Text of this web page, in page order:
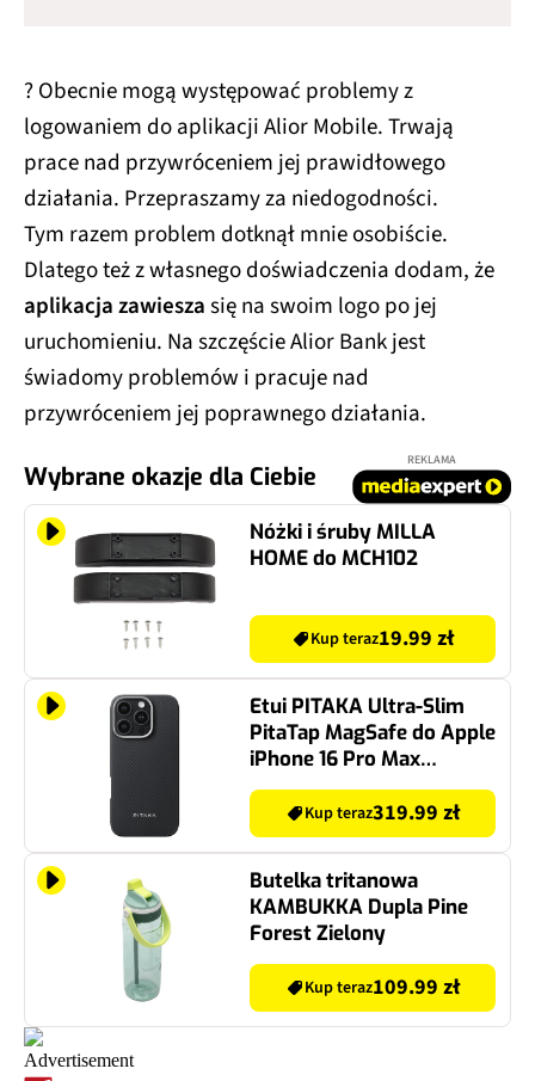
? Obecnie mogą występować problemy z
logowaniem do aplikacji Alior Mobile. Trwają
prace nad przywróceniem jej prawidłowego
działania. Przepraszamy za niedogodności.
Tym razem problem dotknął mnie osobiście.
Dlatego też z własnego doświadczenia dodam, że
aplikacja zawieszasię na swoim logo po jej
uruchomieniu. Na szczęście Alior Bank jest
świadomy problemów i pracuje nad
przywróceniem jej poprawnego działania.
Wybrane okazje dla Ciebie
REKLAMA
Nóżki i śruby MILLA
HOME do MCH102
Kup teraz19.99 zł
Etui PITAKA Ultra-Slim
PitaTap MagSafe do Apple
iPhone 16 Pro Max
Czarno-szary
Kup teraz319.99 zł
Butelka tritanowa
KAMBUKKA Dupla Pine
Forest Zielony
Kup teraz109.99 zł